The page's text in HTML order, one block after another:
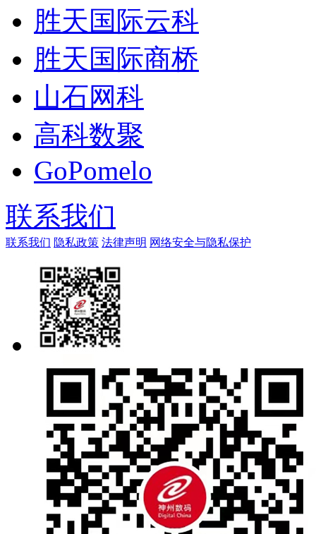
胜天国际云科
胜天国际商桥
山石网科
高科数聚
GoPomelo
联系我们
联系我们 隐私政策 法律声明 网络安全与隐私保护